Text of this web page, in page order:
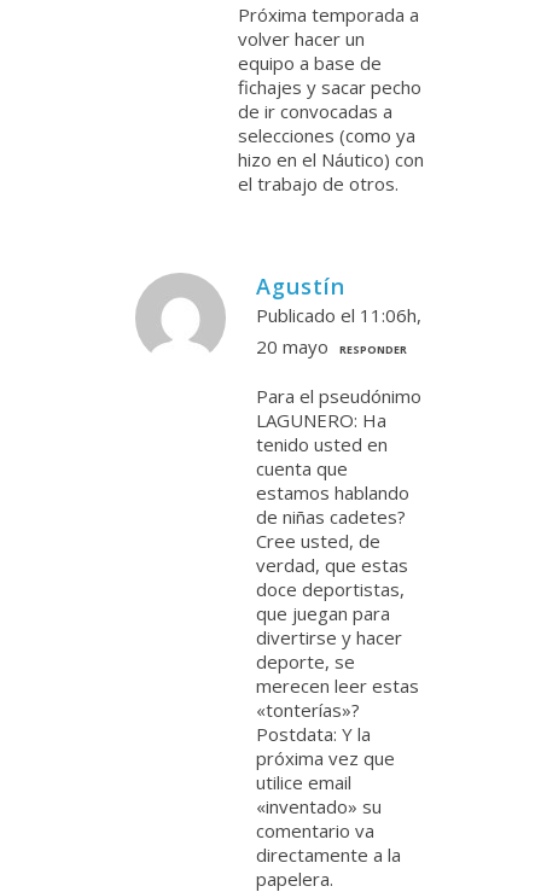
Próxima temporada a
volver hacer un
equipo a base de
fichajes y sacar pecho
de ir convocadas a
selecciones (como ya
hizo en el Náutico) con
el trabajo de otros.
Agustín
Publicado el 11:06h,
20 mayo
RESPONDER
Para el pseudónimo
LAGUNERO: Ha
tenido usted en
cuenta que
estamos hablando
de niñas cadetes?
Cree usted, de
verdad, que estas
doce deportistas,
que juegan para
divertirse y hacer
deporte, se
merecen leer estas
«tonterías»?
Postdata: Y la
próxima vez que
utilice email
«inventado» su
comentario va
directamente a la
papelera.